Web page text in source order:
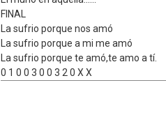
FINAL
La sufrio porque nos amó
La sufrio porque a mi me amó
La sufrio porque te amó,te amo a tí.
0 1 0 0 3 0 0 3 2 0 X X